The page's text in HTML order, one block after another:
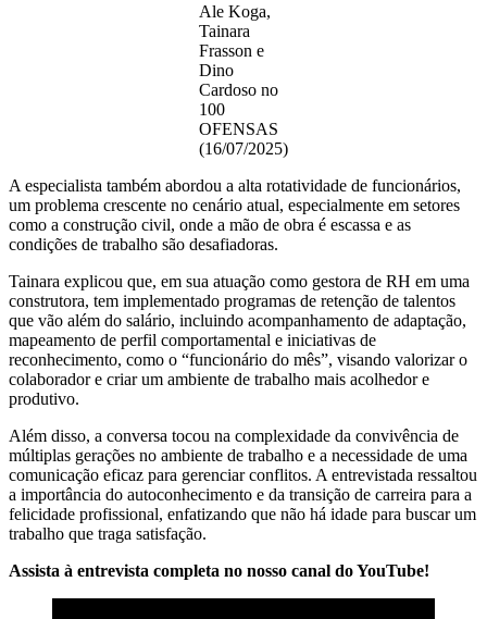
Ale Koga,
Tainara
Frasson e
Dino
Cardoso no
100
OFENSAS
(16/07/2025)
A especialista também abordou a alta rotatividade de funcionários,
um problema crescente no cenário atual, especialmente em setores
como a construção civil, onde a mão de obra é escassa e as
condições de trabalho são desafiadoras.
Tainara explicou que, em sua atuação como gestora de RH em uma
construtora, tem implementado programas de retenção de talentos
que vão além do salário, incluindo acompanhamento de adaptação,
mapeamento de perfil comportamental e iniciativas de
reconhecimento, como o “funcionário do mês”, visando valorizar o
colaborador e criar um ambiente de trabalho mais acolhedor e
produtivo.
Além disso, a conversa tocou na complexidade da convivência de
múltiplas gerações no ambiente de trabalho e a necessidade de uma
comunicação eficaz para gerenciar conflitos. A entrevistada ressaltou
a importância do autoconhecimento e da transição de carreira para a
felicidade profissional, enfatizando que não há idade para buscar um
trabalho que traga satisfação.
Assista à entrevista completa no nosso canal do YouTube!